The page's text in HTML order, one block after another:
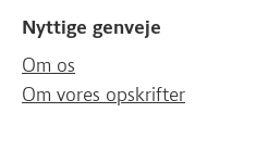
Nyttige genveje
Om os
Om vores opskrifter